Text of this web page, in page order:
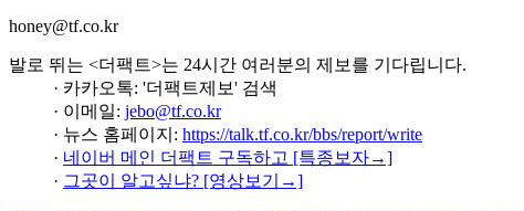
honey@tf.co.kr
발로 뛰는 <더팩트>는 24시간 여러분의 제보를 기다립니다.
· 카카오톡: '더팩트제보' 검색
· 이메일: jebo@tf.co.kr
· 뉴스 홈페이지: https://talk.tf.co.kr/bbs/report/write
· 네이버 메인 더팩트 구독하고 [특종보자→]
· 그곳이 알고싶냐? [영상보기→]